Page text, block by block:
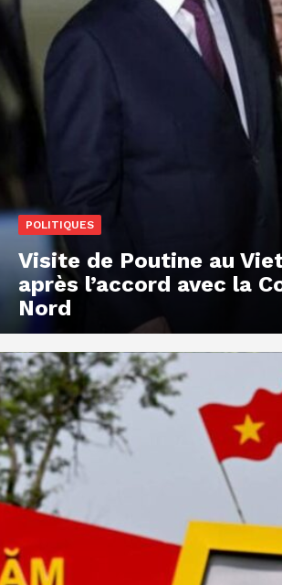
POLITIQUES
Visite de Poutine au
après l’accord avec la
Nord